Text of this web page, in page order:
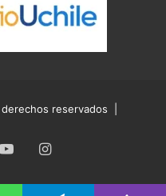
reservados |
YouTubeInstagram